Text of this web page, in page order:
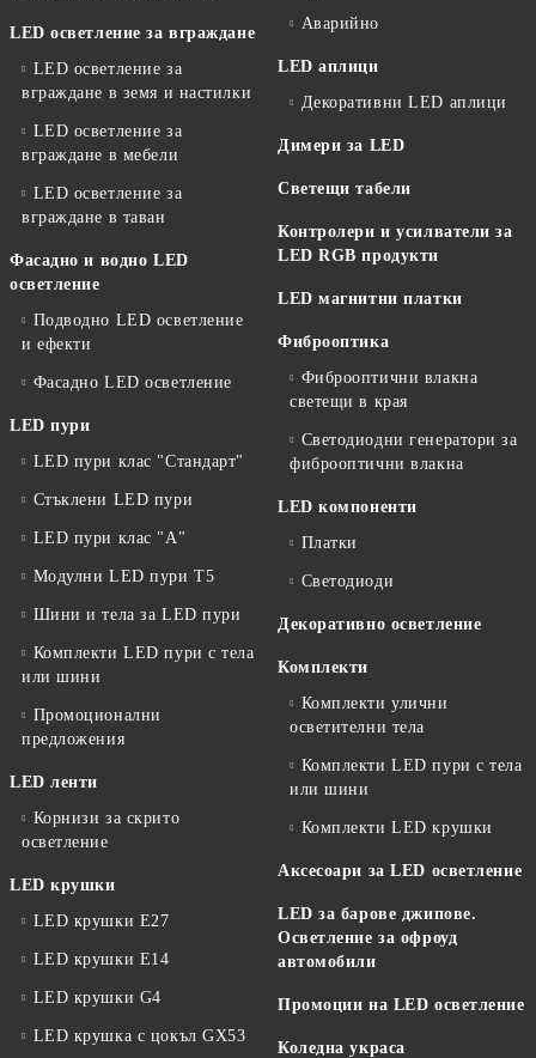
LED осветление за вграждане
LED осветление за
вграждане в земя и настилки
LED осветление за
вграждане в мебели
LED осветление за
вграждане в таван
Фасадно и водно LED
осветление
Подводно LED осветление
и ефекти
Фасадно LED осветление
LED пури
LED пури клас "Стандарт"
Стъклени LED пури
LED пури клас "А"
Модулни LED пури T5
Шини и тела за LED пури
Комплекти LED пури с тела
или шини
Промоционални
предложения
LED ленти
Корнизи за скрито
осветление
LED крушки
LED крушки E27
LED крушки E14
LED крушки G4
LED крушка с цокъл GX53
Аварийно
LED аплици
Декоративни LED аплици
Димери за LED
Светещи табели
Контролери и усилватели за
LED RGB продукти
LED магнитни платки
Фиброоптика
Фиброоптични влакна
светещи в края
Светодиодни генератори за
фиброоптични влакна
LED компоненти
Платки
Светодиоди
Декоративно осветление
Комплекти
Комплекти улични
осветителни тела
Комплекти LED пури с тела
или шини
Комплекти LED крушки
Аксесоари за LED осветление
LED за барове джипове.
Осветление за офроуд
автомобили
Промоции на LED осветление
Коледна украса